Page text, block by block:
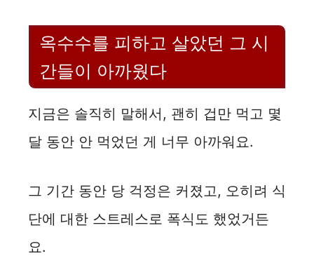
옥수수를 피하고 살았던 그 시
간들이 아까웠다
지금은 솔직히 말해서, 괜히 겁만 먹고 몇
달 동안 안 먹었던 게 너무 아까워요.
그 기간 동안 당 걱정은 커졌고, 오히려 식
단에 대한 스트레스로 폭식도 했었거든
요.